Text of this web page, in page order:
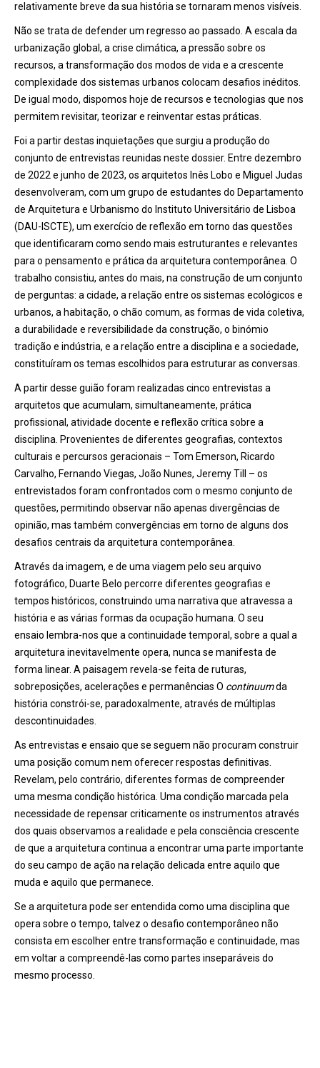
relativamente breve da sua história se tornaram menos visíveis.
Não se trata de defender um regresso ao passado. A escala da
urbanização global, a crise climática, a pressão sobre os
recursos, a transformação dos modos de vida e a crescente
complexidade dos sistemas urbanos colocam desafios inéditos.
De igual modo, dispomos hoje de recursos e tecnologias que nos
permitem revisitar, teorizar e reinventar estas práticas.
Foi a partir destas inquietações que surgiu a produção do
conjunto de entrevistas reunidas neste dossier. Entre dezembro
de 2022 e junho de 2023, os arquitetos Inês Lobo e Miguel Judas
desenvolveram, com um grupo de estudantes do Departamento
de Arquitetura e Urbanismo do Instituto Universitário de Lisboa
(DAU-ISCTE), um exercício de reflexão em torno das questões
que identificaram como sendo mais estruturantes e relevantes
para o pensamento e prática da arquitetura contemporânea. O
trabalho consistiu, antes do mais, na construção de um conjunto
de perguntas: a cidade, a relação entre os sistemas ecológicos e
urbanos, a habitação, o chão comum, as formas de vida coletiva,
a durabilidade e reversibilidade da construção, o binómio
tradição e indústria, e a relação entre a disciplina e a sociedade,
constituíram os temas escolhidos para estruturar as conversas.
A partir desse guião foram realizadas cinco entrevistas a
arquitetos que acumulam, simultaneamente, prática
profissional, atividade docente e reflexão crítica sobre a
disciplina. Provenientes de diferentes geografias, contextos
culturais e percursos geracionais – Tom Emerson, Ricardo
Carvalho, Fernando Viegas, João Nunes, Jeremy Till – os
entrevistados foram confrontados com o mesmo conjunto de
questões, permitindo observar não apenas divergências de
opinião, mas também convergências em torno de alguns dos
desafios centrais da arquitetura contemporânea.
Através da imagem, e de uma viagem pelo seu arquivo
fotográfico, Duarte Belo percorre diferentes geografias e
tempos históricos, construindo uma narrativa que atravessa a
história e as várias formas da ocupação humana. O seu
ensaio lembra-nos que a continuidade temporal, sobre a qual a
arquitetura inevitavelmente opera, nunca se manifesta de
forma linear. A paisagem revela-se feita de ruturas,
sobreposições, acelerações e permanências O continuumda
história constrói-se, paradoxalmente, através de múltiplas
descontinuidades.
As entrevistas e ensaio que se seguem não procuram construir
uma posição comum nem oferecer respostas definitivas.
Revelam, pelo contrário, diferentes formas de compreender
uma mesma condição histórica. Uma condição marcada pela
necessidade de repensar criticamente os instrumentos através
dos quais observamos a realidade e pela consciência crescente
de que a arquitetura continua a encontrar uma parte importante
do seu campo de ação na relação delicada entre aquilo que
muda e aquilo que permanece.
Se a arquitetura pode ser entendida como uma disciplina que
opera sobre o tempo, talvez o desafio contemporâneo não
consista em escolher entre transformação e continuidade, mas
em voltar a compreendê-las como partes inseparáveis do
mesmo processo.